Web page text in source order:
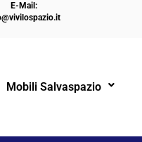
E-Mail:
Mobili Salvaspazio